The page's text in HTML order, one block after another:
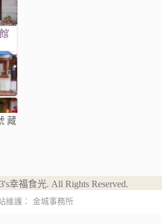
藏
幸福食光. All Rights Reserved.
維護： 金城事務所